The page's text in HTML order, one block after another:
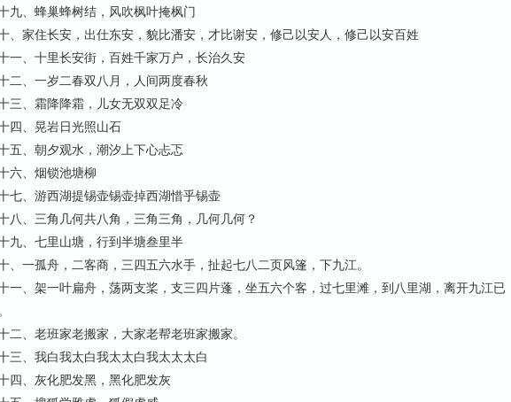
、蜂巢蜂树结，风吹枫叶掩枫门
家住长安，出仕东安，貌比潘安，才比谢安，修己以安人，修己以安百姓
、十里长安街，百姓千家万户，长治久安
、一岁二春双八月，人间两度春秋
、霜降降霜，儿女无双双足冷
、晃岩日光照山石
、朝夕观水，潮汐上下心忐忑
、烟锁池塘柳
、游西湖提锡壶锡壶掉西湖惜乎锡壶
、三角几何共八角，三角三角，几何几何？
、七里山塘，行到半塘叁里半
一孤舟，二客商，三四五六水手，扯起七八二页风篷，下九江。
、架一叶扁舟，荡两支桨，支三四片蓬，坐五六个客，过七里滩，到八里湖，离开九江已
、老班家老搬家，大家老帮老班家搬家。
、我白我太白我太太白我太太太白
、灰化肥发黑，黑化肥发灰